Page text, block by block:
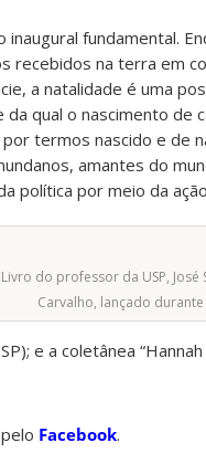
fundamental.
recebidos na terra em
a natalidade é uma
qual o nascimento de
termos nascido e de
amantes do
política por meio da
Livro do professor da USP, José
Carvalho, lançado
e a coletânea
Facebook.